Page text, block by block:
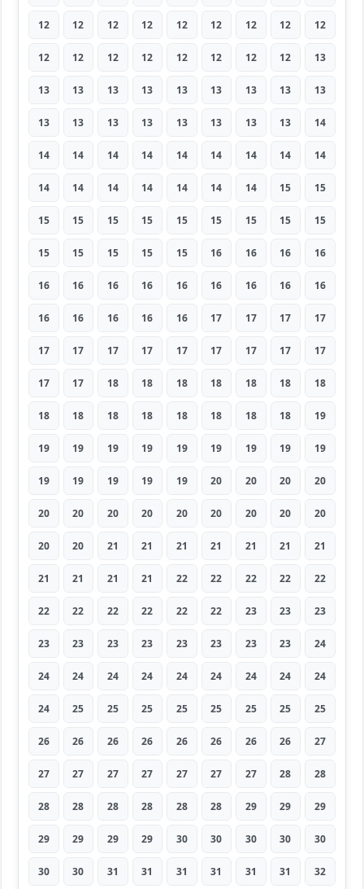
12 12 12 12 12 12 12 12 12
12 12 12 12 12 12 12 12 13
13 13 13 13 13 13 13 13 13
13 13 13 13 13 13 13 13 14
14 14 14 14 14 14 14 14 14
14 14 14 14 14 14 14 15 15
15 15 15 15 15 15 15 15 15
15 15 15 15 15 16 16 16 16
16 16 16 16 16 16 16 16 16
16 16 16 16 16 17 17 17 17
17 17 17 17 17 17 17 17 17
17 17 18 18 18 18 18 18 18
18 18 18 18 18 18 18 18 19
19 19 19 19 19 19 19 19 19
19 19 19 19 19 20 20 20 20
20 20 20 20 20 20 20 20 20
20 20 21 21 21 21 21 21 21
21 21 21 21 22 22 22 22 22
22 22 22 22 22 22 23 23 23
23 23 23 23 23 23 23 23 24
24 24 24 24 24 24 24 24 24
24 25 25 25 25 25 25 25 25
26 26 26 26 26 26 26 26 27
27 27 27 27 27 27 27 28 28
28 28 28 28 28 28 29 29 29
29 29 29 29 30 30 30 30 30
30 30 31 31 31 31 31 31 32